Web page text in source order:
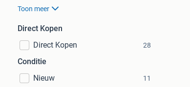
Toon meer
Direct Kopen
Direct Kopen
28
Conditie
Nieuw
11